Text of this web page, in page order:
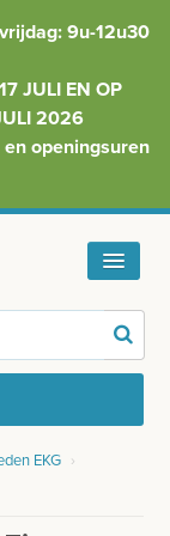
9u-12u30
JULI EN OP
2026
openingsuren
EKG ›